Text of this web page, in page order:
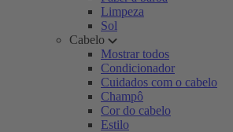
Limpeza
Sol
Cabelo
Mostrar todos
Condicionador
Cuidados com o cabelo
Champô
Cor do cabelo
Estilo